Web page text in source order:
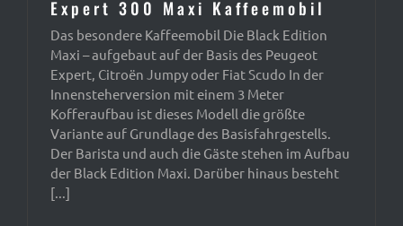
Expert 300 Maxi Kaffeemobil
Das besondere Kaffeemobil Die Black Edition
Maxi – aufgebaut auf der Basis des Peugeot
Expert, Citroën Jumpy oder Fiat Scudo In der
Innensteherversion mit einem 3 Meter
Kofferaufbau ist dieses Modell die größte
Variante auf Grundlage des Basisfahrgestells.
Der Barista und auch die Gäste stehen im Aufbau
der Black Edition Maxi. Darüber hinaus besteht
[...]